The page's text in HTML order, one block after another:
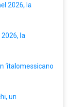
2026, la
la
‘italomessicano
un